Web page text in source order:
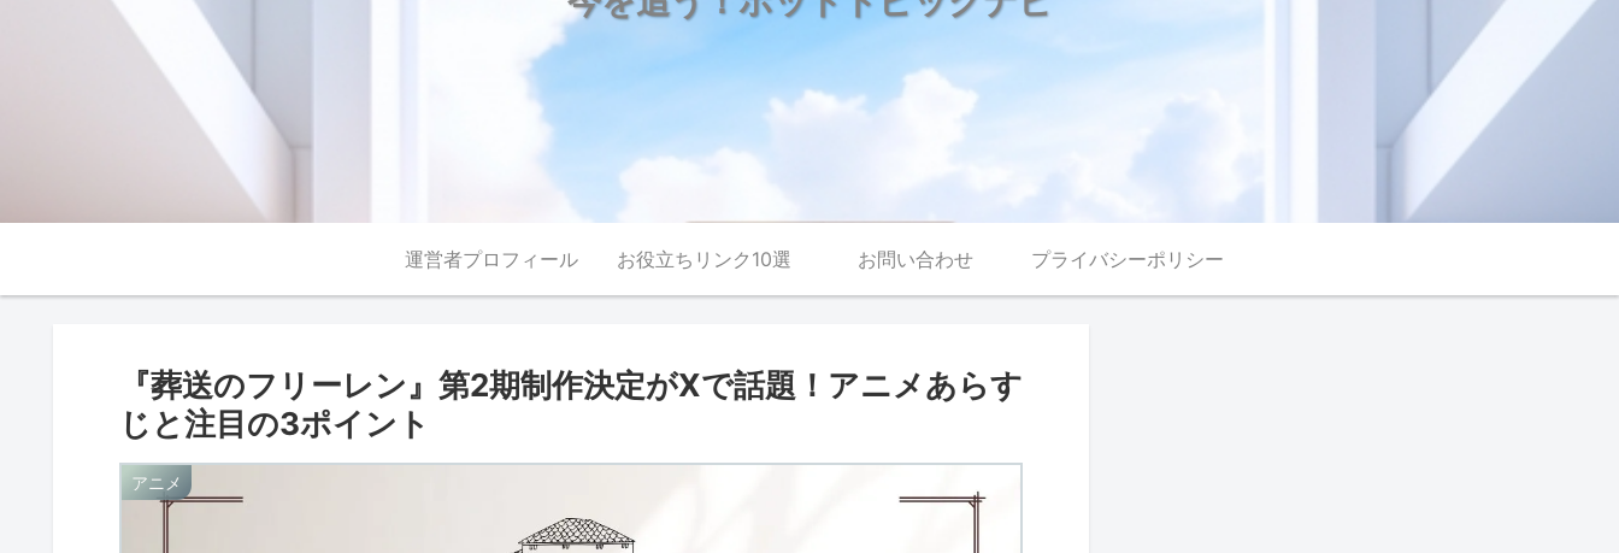
運営者プロフィール お役立ちリンク10選 お問い合わせ プライバシーポリシー
『葬送のフリーレン』第2期制作決定がXで話題！アニメあらす
じと注目の3ポイント
アニメ